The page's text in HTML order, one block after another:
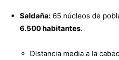
Saldaña: 65 núcleos de
6.500 habitantes.
Distancia media a la